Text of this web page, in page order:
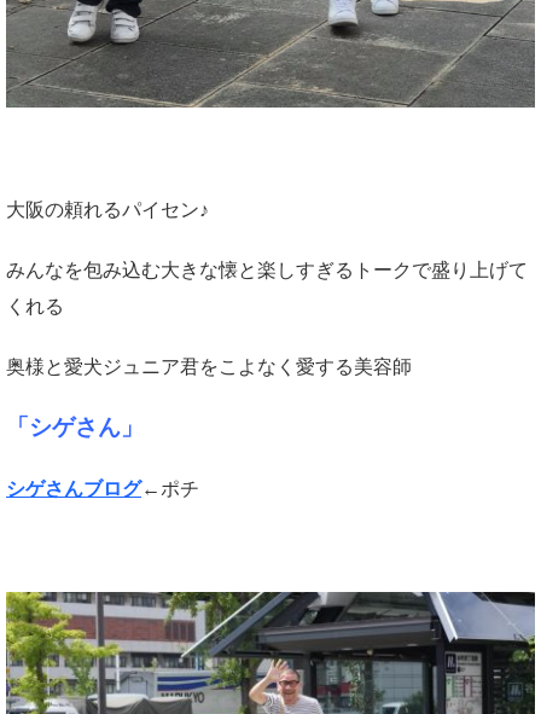
大阪の頼れるパイセン♪
みんなを包み込む大きな懐と楽しすぎるトークで盛り上げて
くれる
奥様と愛犬ジュニア君をこよなく愛する美容師
「シゲさん」
シゲさんブログ←ポチ